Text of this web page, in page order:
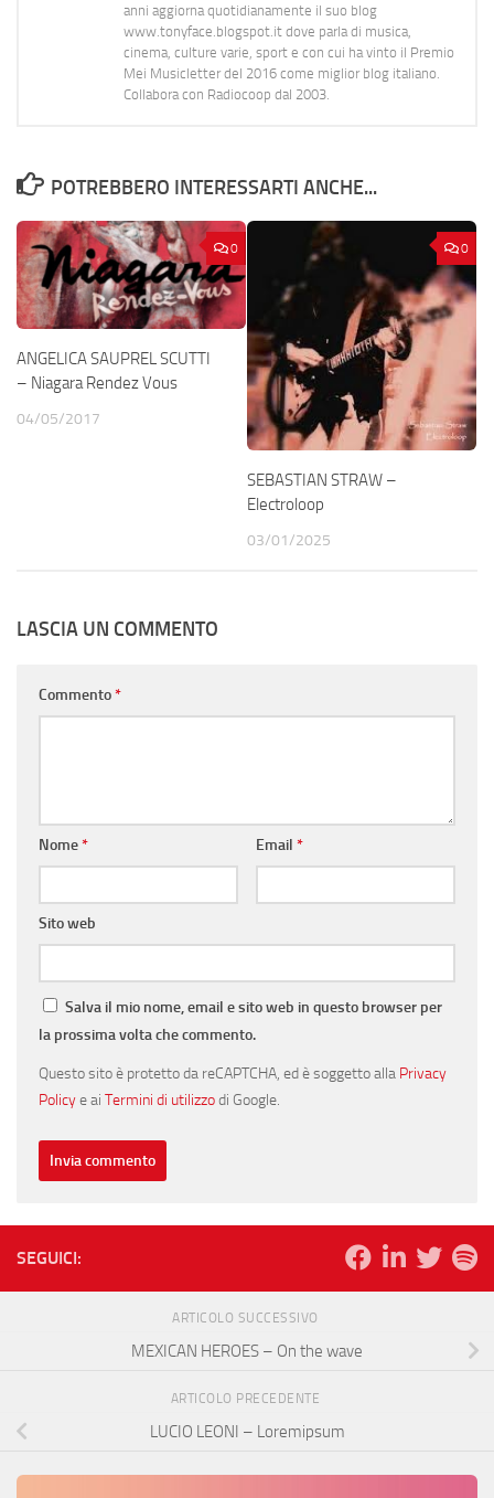
anni aggiorna quotidianamente il suo blog
www.tonyface.blogspot.it dove parla di musica,
cinema, culture varie, sport e con cui ha vinto il Premio
Mei Musicletter del 2016 come miglior blog italiano.
Collabora con Radiocoop dal 2003.
POTREBBERO INTERESSARTI ANCHE...
0
ANGELICA SAUPREL SCUTTI
– Niagara Rendez Vous
04/05/2017
0
SEBASTIAN STRAW –
Electroloop
03/01/2025
LASCIA UN COMMENTO
Commento*
Nome* Email *
Sito web
Salva il mio nome, email e sito web in questo browser per
la prossima volta che commento.
Questo sito è protetto da reCAPTCHA, ed è soggetto alla Privacy
Policye ai Termini di utilizzodi Google.
SEGUICI:
ARTICOLO SUCCESSIVO
MEXICAN HEROES – On the wave
ARTICOLO PRECEDENTE
LUCIO LEONI – Loremipsum